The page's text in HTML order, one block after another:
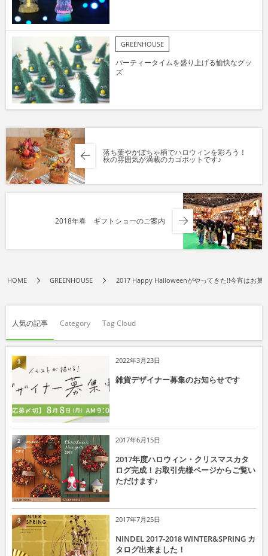
GREENHOUSE
パーティータイムを盛り上げる愉快なグッ
ズ
落ち葉やかぼちゃ柄でハロウィンを彩ろう！
秋の雰囲気が満載のカゴポットです♪
2018年春 ギフトショーのご案内
HOME GREENHOUSE 2017 Happy Halloweenがやってきた!!今宵はお菓
人気の記事 Category Tag Cloud
2022年3月23日
雑貨デザイナー募集のお知らせです
1
2017年6月15日
2017年度ハロウィン・クリスマスカタ
ログ完成！お取引先様ページからご覧い
ただけます♪
2
2017年7月25日
NINDEL 2017-2018 WINTER&SPRING カ
タログ出来ました！
3